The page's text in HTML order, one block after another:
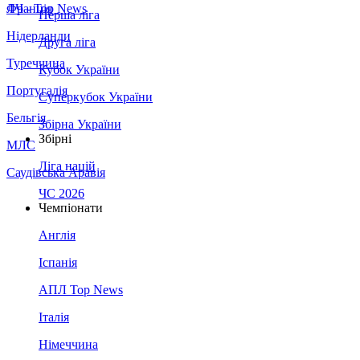
Франція
Нідерланди
Туреччина
Португалія
Бельгія
МЛС
Саудівська Аравія
ЛЧ - Top News
Перша ліга
Друга ліга
Кубок України
Суперкубок України
Збірна України
Збірні
Ліга націй
ЧС 2026
Чемпіонати
Англія
Іспанія
АПЛ Top News
Італія
Німеччина